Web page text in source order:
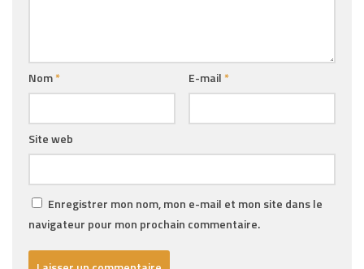
Nom* E-mail *
Site web
Enregistrer mon nom, mon e-mail et mon site dans le
navigateur pour mon prochain commentaire.